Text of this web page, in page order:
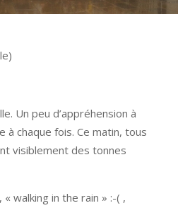
Un peu d’appréhension à
à chaque fois. Ce matin, tous
visiblement des tonnes
walking in the rain » :-( ,